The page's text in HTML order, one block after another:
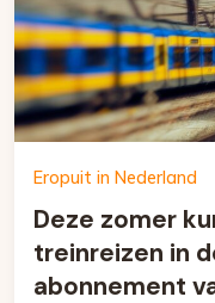
Eropuit in Nederland
Deze zomer
treinreizen in
abonnement